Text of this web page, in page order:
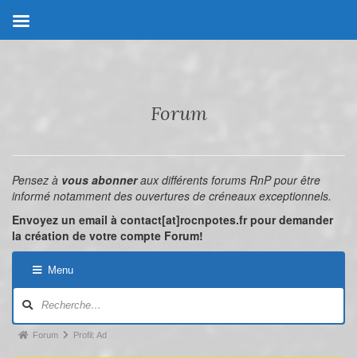
Forum
Pensez à vous abonneraux différents forums RnP pour être
informé notamment des ouvertures de créneaux exceptionnels.
Envoyez un email à contact[at]rocnpotes.fr pour demander
la création de votre compte Forum!
Menu
Forum Profil: Ad